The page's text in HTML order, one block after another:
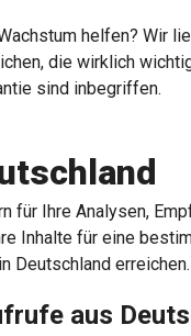
helfen? Wir
die wirklich
sind inbegriffen.
Ihre Analysen,
Inhalte für eine
Deutschland erreichen.
aus